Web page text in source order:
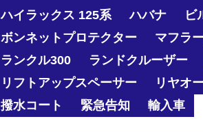
ハイラックス 125系
ハバナ ビ
ボンネットプロテクター
マフラ
ランクル300
ランドクルーザー
リフトアップスペーサー
リヤオ
撥水コート
緊急告知 輸入車